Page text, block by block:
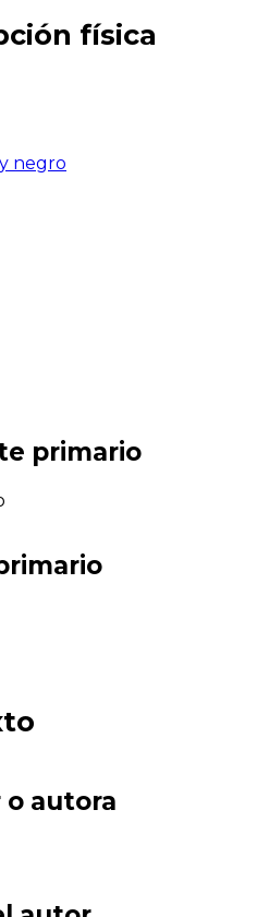
física
negro
primario
autora